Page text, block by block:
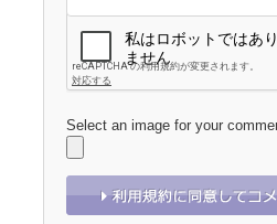
Select an image for your